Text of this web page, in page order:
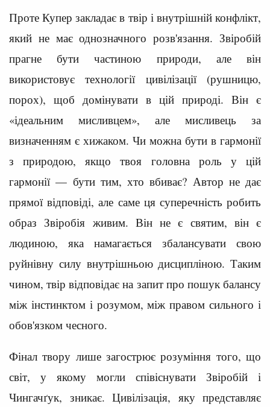
Проте Купер закладає в твір і внутрішній конфлікт,
який не має однозначного розв'язання. Звіробій
прагне бути частиною природи, але він
використовує технології цивілізації (рушницю,
порох), щоб домінувати в цій природі. Він є
«ідеальним мисливцем», але мисливець за
визначенням є хижаком. Чи можна бути в гармонії
з природою, якщо твоя головна роль у цій
гармонії — бути тим, хто вбиває? Автор не дає
прямої відповіді, але саме ця суперечність робить
образ Звіробія живим. Він не є святим, він є
людиною, яка намагається збалансувати свою
руйнівну силу внутрішньою дисципліною. Таким
чином, твір відповідає на запит про пошук балансу
між інстинктом і розумом, між правом сильного і
обов'язком чесного.
Фінал твору лише загострює розуміння того, що
світ, у якому могли співіснувати Звіробій і
Чингачґук, зникає. Цивілізація, яку представляє